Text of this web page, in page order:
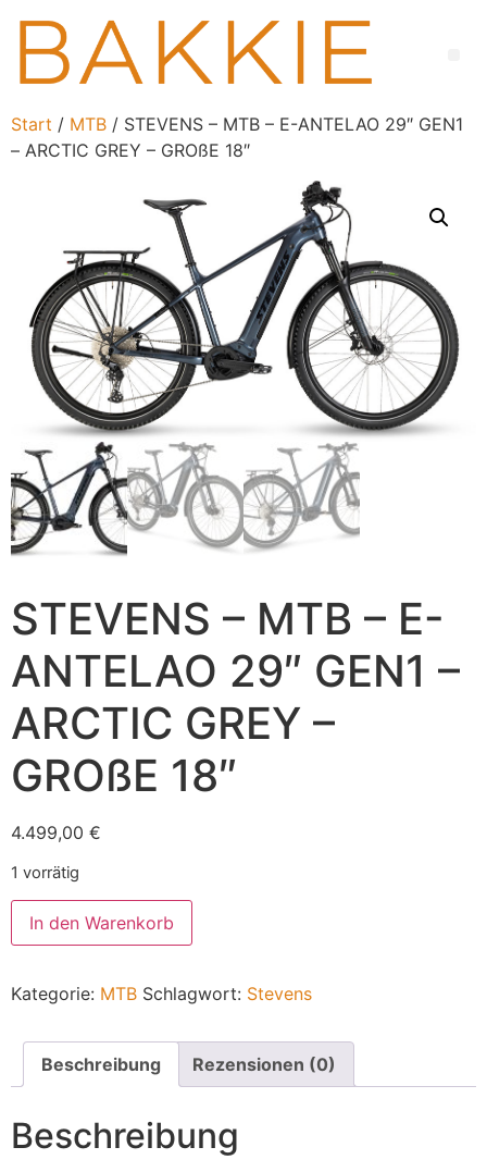
Start / MTB / STEVENS – MTB – E-ANTELAO 29″ GEN1
– ARCTIC GREY – GROßE 18″
STEVENS – MTB – E-
ANTELAO 29″ GEN1 –
ARCTIC GREY –
GROßE 18″
4.499,00 €
1 vorrätig
In den Warenkorb
Kategorie: MTB Schlagwort: Stevens
Beschreibung Rezensionen (0)
Beschreibung